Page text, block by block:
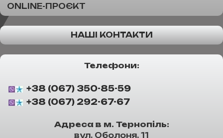
ONLINE-ПРОЄКТ
НАШІ КОНТАКТИ
Телефони:
+38 (067) 350-85-59
+38 (067) 292-67-67
Адреса в м. Тернопіль:
вул. Оболоня, 11